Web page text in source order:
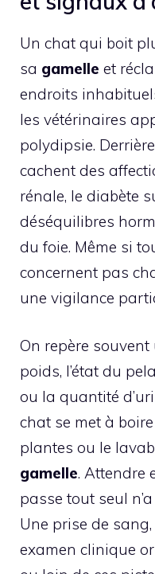
Un chat qui boit
sa gamelle et
endroits
les vétérinaires
polydipsie.
cachent des
rénale, le diabète
déséquilibres
du foie. Même si
concernent pas
une vigilance
On repère
poids, l’état du
ou la quantité
chat se met à
plantes ou le
gamelle. Attendre
passe tout seul
Une prise de
examen clinique